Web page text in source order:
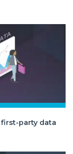
party data